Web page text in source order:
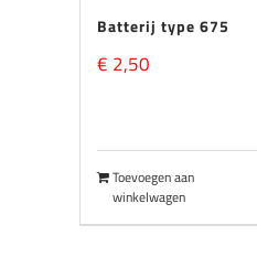
Batterij type 675
€ 2,50
Toevoegen aan
winkelwagen